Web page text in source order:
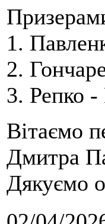
1.
2.
3. Репко
Вітаємо
Дмитра
Дякуємо